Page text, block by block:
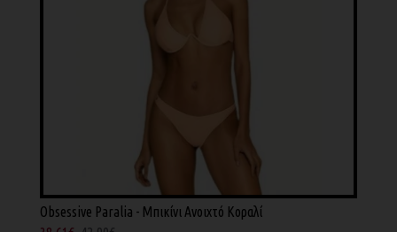
Obsessive Paralia - Μπικίνι Ανοιχτό Κοραλί